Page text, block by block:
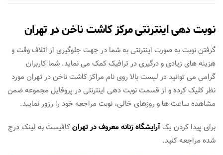
نوبت دهی اینترنتی مرکز کاشت ناخن در تهران
گرفتن نوبت به صورت اینترنتی به شما در جهت جلوگیری از اتلاف وقت و
هزینه های زیادی و درگیری در ترافیک کمک می نماید. شما کاربران
گرامی می توانید در لیست بالا روی نام مراکز کاشت ناخن در تهران مورد
نظر کلیک کرده و از قسمت نوبت دهی اینترنتی در پروفایل مجموعه ضمن
مشاهده ساعت ها و روزهای خالی، نوبت مراجعه خود را رزور نمایید.
برای پیدا کردن یکآرایشگاه زنانه معروف در تهرانکافیست به لینک درج
شده مراجعه کنید.